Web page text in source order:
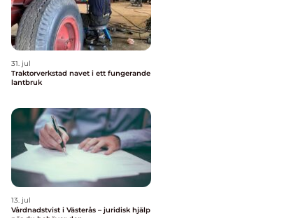
31. jul
Traktorverkstad navet i ett fungerande
lantbruk
13. jul
Vårdnadstvist i Västerås – juridisk hjälp